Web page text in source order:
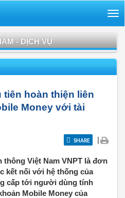
- DỊCH VỤ
tiên hoàn thiện liên
Money với tài
SHARE |
thông Việt Nam VNPT là đơn
kết nối với hệ thống của
cấp tới người dùng tính
Mobile Money của